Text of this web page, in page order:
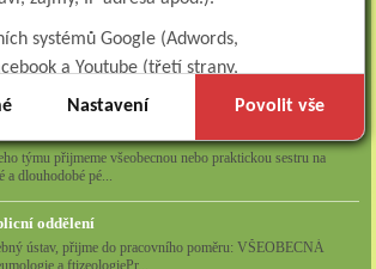
a ftizeologie (plicní oddělení)
ústav, Žamberk přijme do pracovního poměru: Lékaře na
týmu přijmeme všeobecnou nebo praktickou sestru na
a dlouhodobé pé...
oddělení
ústav, přijme do pracovního poměru: VŠEOBECNÁ
a ftizeologiePr...
systémů Google (Adwords,
a Youtube (třetí strany,
cookiesslouží k marketingovému
personalizované reklamy na
lišty CookieBot (třetí strany, dlouhodobé),
webové stránky pamatují vaše volby
Nastavení Povolit vše